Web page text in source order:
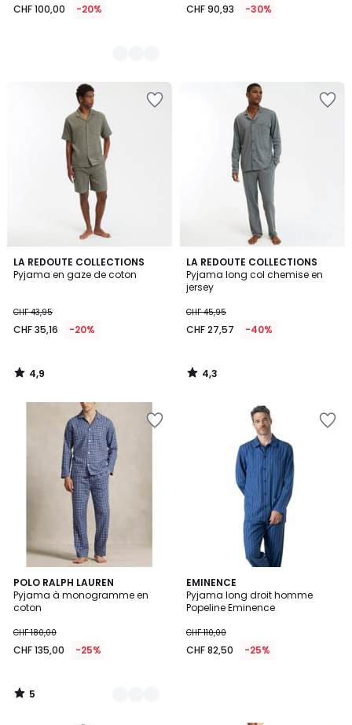
CHF 100,00 -20% CHF 90,93 -30%
LA REDOUTE COLLECTIONS
Pyjama en gaze de coton
CHF 43,95
CHF 35,16 -20%
4,9
/ 5
4,9
/
LA REDOUTE COLLECTIONS
Pyjama long col chemise en
jersey
CHF 45,95
CHF 27,57 -40%
4,3
/ 5
4,3
/
POLO RALPH LAUREN
Pyjama à monogramme en
coton
CHF 180,00
CHF 135,00 -25%
5
/
5
3
Couleurs
5
/
EMINENCE
Pyjama long droit homme
Popeline Eminence
CHF 110,00
CHF 82,50 -25%